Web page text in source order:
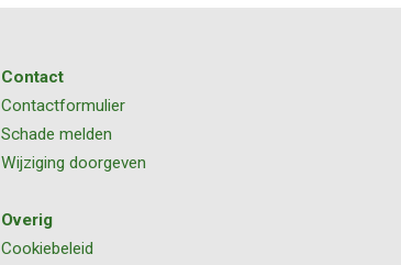
Contact
Contactformulier
Schade melden
Wijziging doorgeven
Overig
Cookiebeleid